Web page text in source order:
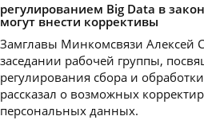
регулированием Big Data в
могут внести коррективы
Замглавы Минкомсвязи Алексей
заседании рабочей группы,
регулирования сбора и
рассказал о возможных
персональных данных.